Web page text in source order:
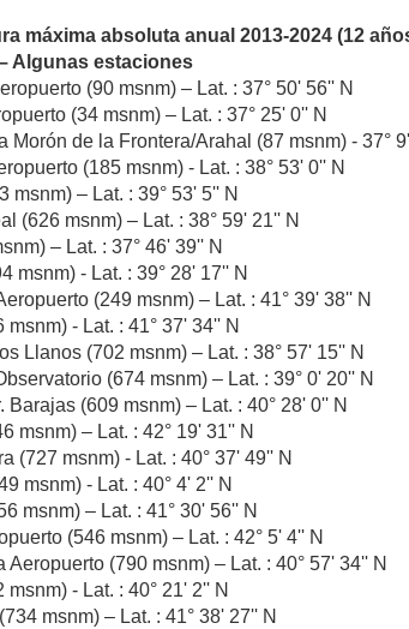
máxima absoluta anual 2013-2024 (12
Algunas estaciones
(90 msnm) – Lat. : 37° 50' 56'' N
(34 msnm) – Lat. : 37° 25' 0'' N
Morón de la Frontera/Arahal (87 msnm) - 37°
(185 msnm) - Lat. : 38° 53' 0'' N
msnm) – Lat. : 39° 53' 5'' N
(626 msnm) – Lat. : 38° 59' 21'' N
– Lat. : 37° 46' 39'' N
msnm) - Lat. : 39° 28' 17'' N
(249 msnm) – Lat. : 41° 39' 38'' N
- Lat. : 41° 37' 34'' N
Llanos (702 msnm) – Lat. : 38° 57' 15'' N
(674 msnm) – Lat. : 39° 0' 20'' N
Barajas (609 msnm) – Lat. : 40° 28' 0'' N
msnm) – Lat. : 42° 19' 31'' N
(727 msnm) - Lat. : 40° 37' 49'' N
msnm) - Lat. : 40° 4' 2'' N
msnm) – Lat. : 41° 30' 56'' N
(546 msnm) – Lat. : 42° 5' 4'' N
Aeropuerto (790 msnm) – Lat. : 40° 57' 34'' N
msnm) - Lat. : 40° 21' 2'' N
msnm) – Lat. : 41° 38' 27'' N